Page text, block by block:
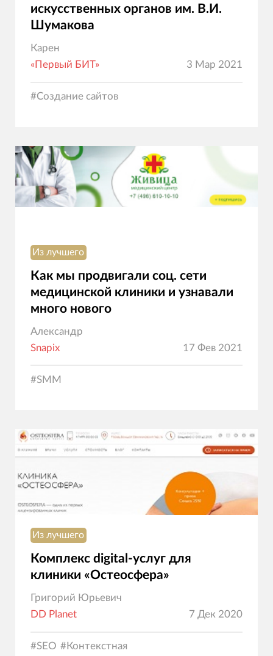
искусственных органов им. В.И.
Шумакова
Карен
«Первый БИТ»
3 Мар 2021
#Создание сайтов
Из лучшего
Как мы продвигали соц. сети
медицинской клиники и узнавали
много нового
Александр
Snapix
17 Фев 2021
#SMM
Из лучшего
Комплекс digital-услуг для
клиники «Остеосфера»
Григорий Юрьевич
DD Planet
7 Дек 2020
#SEO #Контекстная